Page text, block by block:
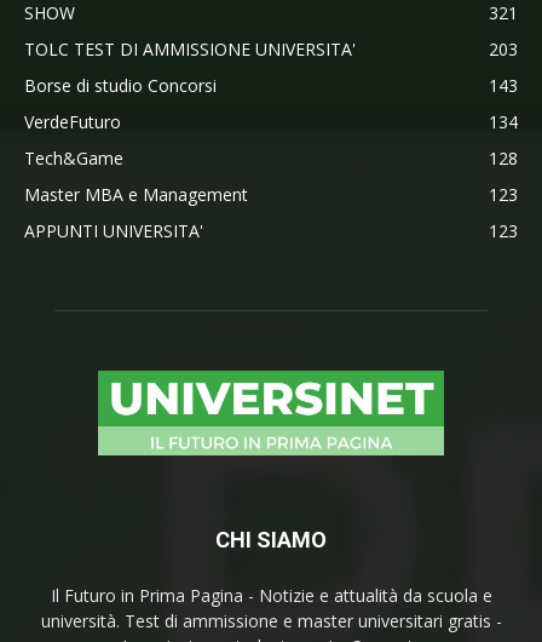
SHOW
321
TOLC TEST DI AMMISSIONE UNIVERSITA'
203
Borse di studio Concorsi
143
VerdeFuturo
134
Tech&Game
128
Master MBA e Management
123
APPUNTI UNIVERSITA'
123
CHI SIAMO
Il Futuro in Prima Pagina - Notizie e attualità da scuola e
università. Test di ammissione e master universitari gratis -